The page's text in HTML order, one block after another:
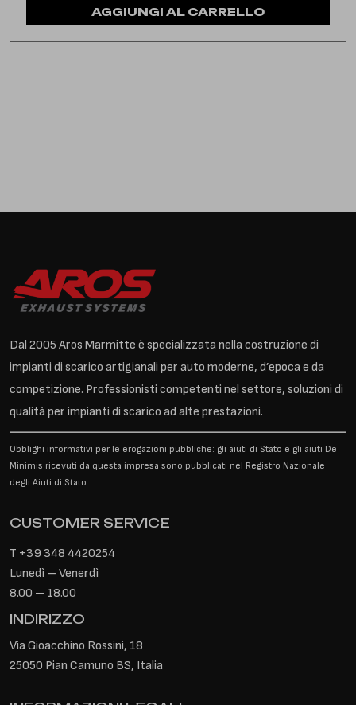
AGGIUNGI AL CARRELLO
Dal 2005 Aros Marmitte è specializzata nella costruzione di
impianti di scarico artigianali per auto moderne, d’epoca e da
competizione. Professionisti competenti nel settore, soluzioni di
qualità per impianti di scarico ad alte prestazioni.
Obblighi informativi per le erogazioni pubbliche: gli aiuti di Stato e gli aiuti De
Minimis ricevuti da questa impresa sono pubblicati nel Registro Nazionale
degli Aiuti di Stato.
CUSTOMER SERVICE
T +39 348 4420254
Lunedì – Venerdì
8.00 – 18.00
INDIRIZZO
Via Gioacchino Rossini, 18
25050 Pian Camuno BS, Italia